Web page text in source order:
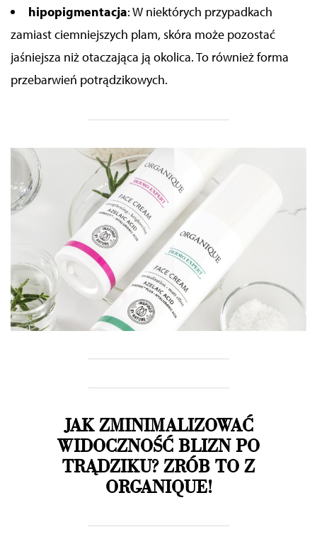
hipopigmentacja: W niektórych przypadkach
zamiast ciemniejszych plam, skóra może pozostać
jaśniejsza niż otaczająca ją okolica. To również forma
przebarwień potrądzikowych.
JAK ZMINIMALIZOWAĆ
WIDOCZNOŚĆ BLIZN PO
TRĄDZIKU? ZRÓB TO Z
ORGANIQUE!